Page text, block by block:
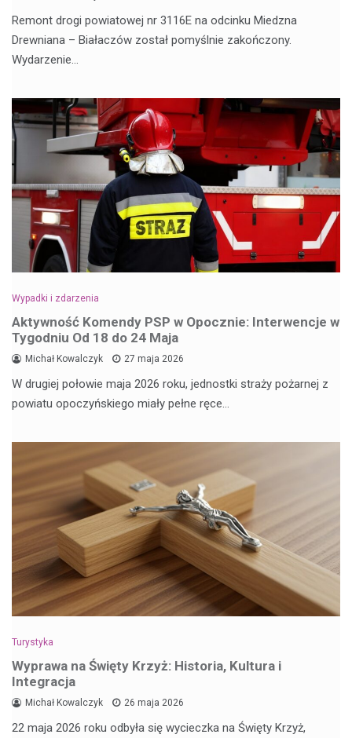
Remont drogi powiatowej nr 3116E na odcinku Miedzna
Drewniana – Białaczów został pomyślnie zakończony.
Wydarzenie…
Wypadki i zdarzenia
Aktywność Komendy PSP w Opocznie: Interwencje w
Tygodniu Od 18 do 24 Maja
Michał Kowalczyk 27 maja 2026
W drugiej połowie maja 2026 roku, jednostki straży pożarnej z
powiatu opoczyńskiego miały pełne ręce…
Turystyka
Wyprawa na Święty Krzyż: Historia, Kultura i
Integracja
Michał Kowalczyk 26 maja 2026
22 maja 2026 roku odbyła się wycieczka na Święty Krzyż,